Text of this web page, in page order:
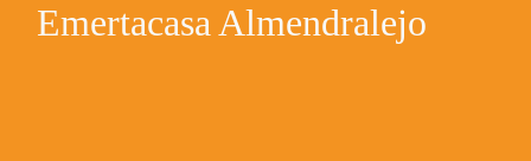
Emertacasa Almendralejo